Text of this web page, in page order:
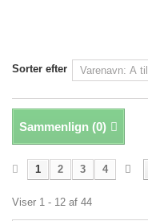
Sorter efter
Sammenlign (0)
1 2 3 4
Viser 1 - 12 af 44